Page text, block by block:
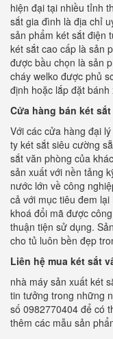
hiện đại tại nhiều tỉnh
sắt gia đình là địa chỉ
sản phẩm két sắt điện
két sắt cao cấp là sản
được bầu chọn là sản
cháy welko được phủ
định hoặc lắp đặt bánh
Cửa hàng bán két
Với các cửa hàng đại
ty két sắt siêu cường
sắt văn phòng của
sản xuất với nền tảng
nước lớn về công
cả với mục tiêu đem
khoá đổi mã được
thuận tiện sử dụng.
cho tủ luôn bền đẹp
Liên hệ mua két sắt
nhà máy sản xuất két
tin tưởng trong những
số 0982770404 để có
thêm các mẫu sản